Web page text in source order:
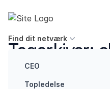
Executives' Global
Find dit netværk
CEO
Topledelse
Tagarkiver:
management